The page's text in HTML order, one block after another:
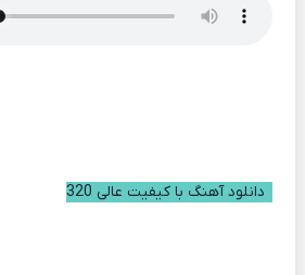
دانلود آهنگ با کیفیت عالی 320